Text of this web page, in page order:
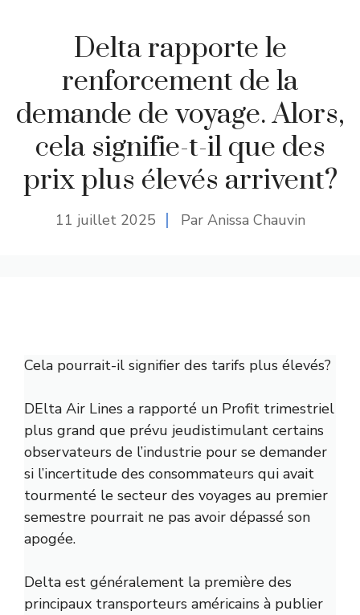
Delta rapporte le
renforcement de la
demande de voyage. Alors,
cela signifie-t-il que des
prix plus élevés arrivent?
11 juillet 2025 Par Anissa Chauvin
Cela pourrait-il signifier des tarifs plus élevés?
DElta Air Lines a rapporté un Profit trimestriel
plus grand que prévu jeudistimulant certains
observateurs de l’industrie pour se demander
si l’incertitude des consommateurs qui avait
tourmenté le secteur des voyages au premier
semestre pourrait ne pas avoir dépassé son
apogée.
Delta est généralement la première des
principaux transporteurs américains à publier